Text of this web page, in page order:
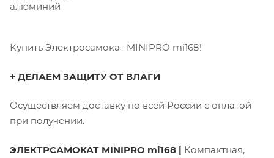
алюминий
Купить Электросамокат MINIPRO mi168!
+ ДЕЛАЕМ ЗАЩИТУ ОТ ВЛАГИ
Осуществляем доставку по всей России с оплатой
при получении.
ЭЛЕКТРСАМОКАТ MINIPRO mi168 | Компактная,